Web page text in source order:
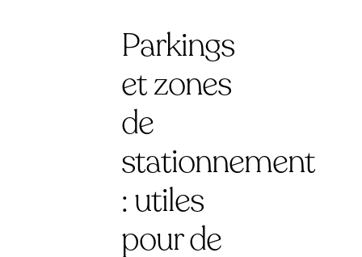
Parkings
et zones
de
stationnement
: utiles
pour de